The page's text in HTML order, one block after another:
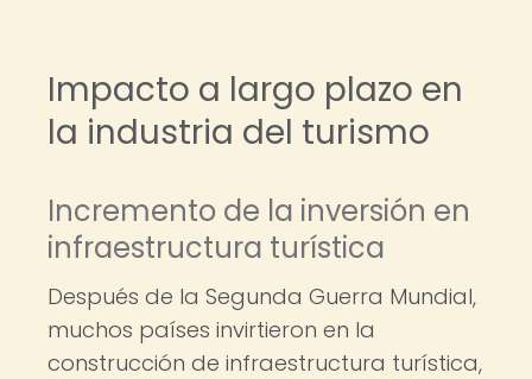
Impacto a largo plazo en
la industria del turismo
Incremento de la inversión en
infraestructura turística
Después de la Segunda Guerra Mundial,
muchos países invirtieron en la
construcción de infraestructura turística,